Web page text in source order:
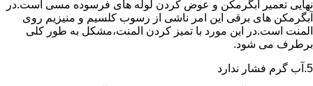
نهایی تعمیر آبگرمکن و عوض کردن لوله های فرسوده مسی است.در
آبگرمکن های برقی این امر ناشی از رسوب کلسیم و منیزیم روی
المنت است.در این مورد با تمیز کردن المنت،مشکل به طور کلی
برطرف می شود.
5.آب گرم فشار ندارد